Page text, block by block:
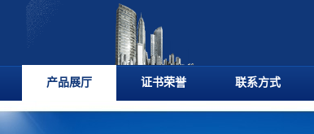
产品展厅 证书荣誉 联系方式